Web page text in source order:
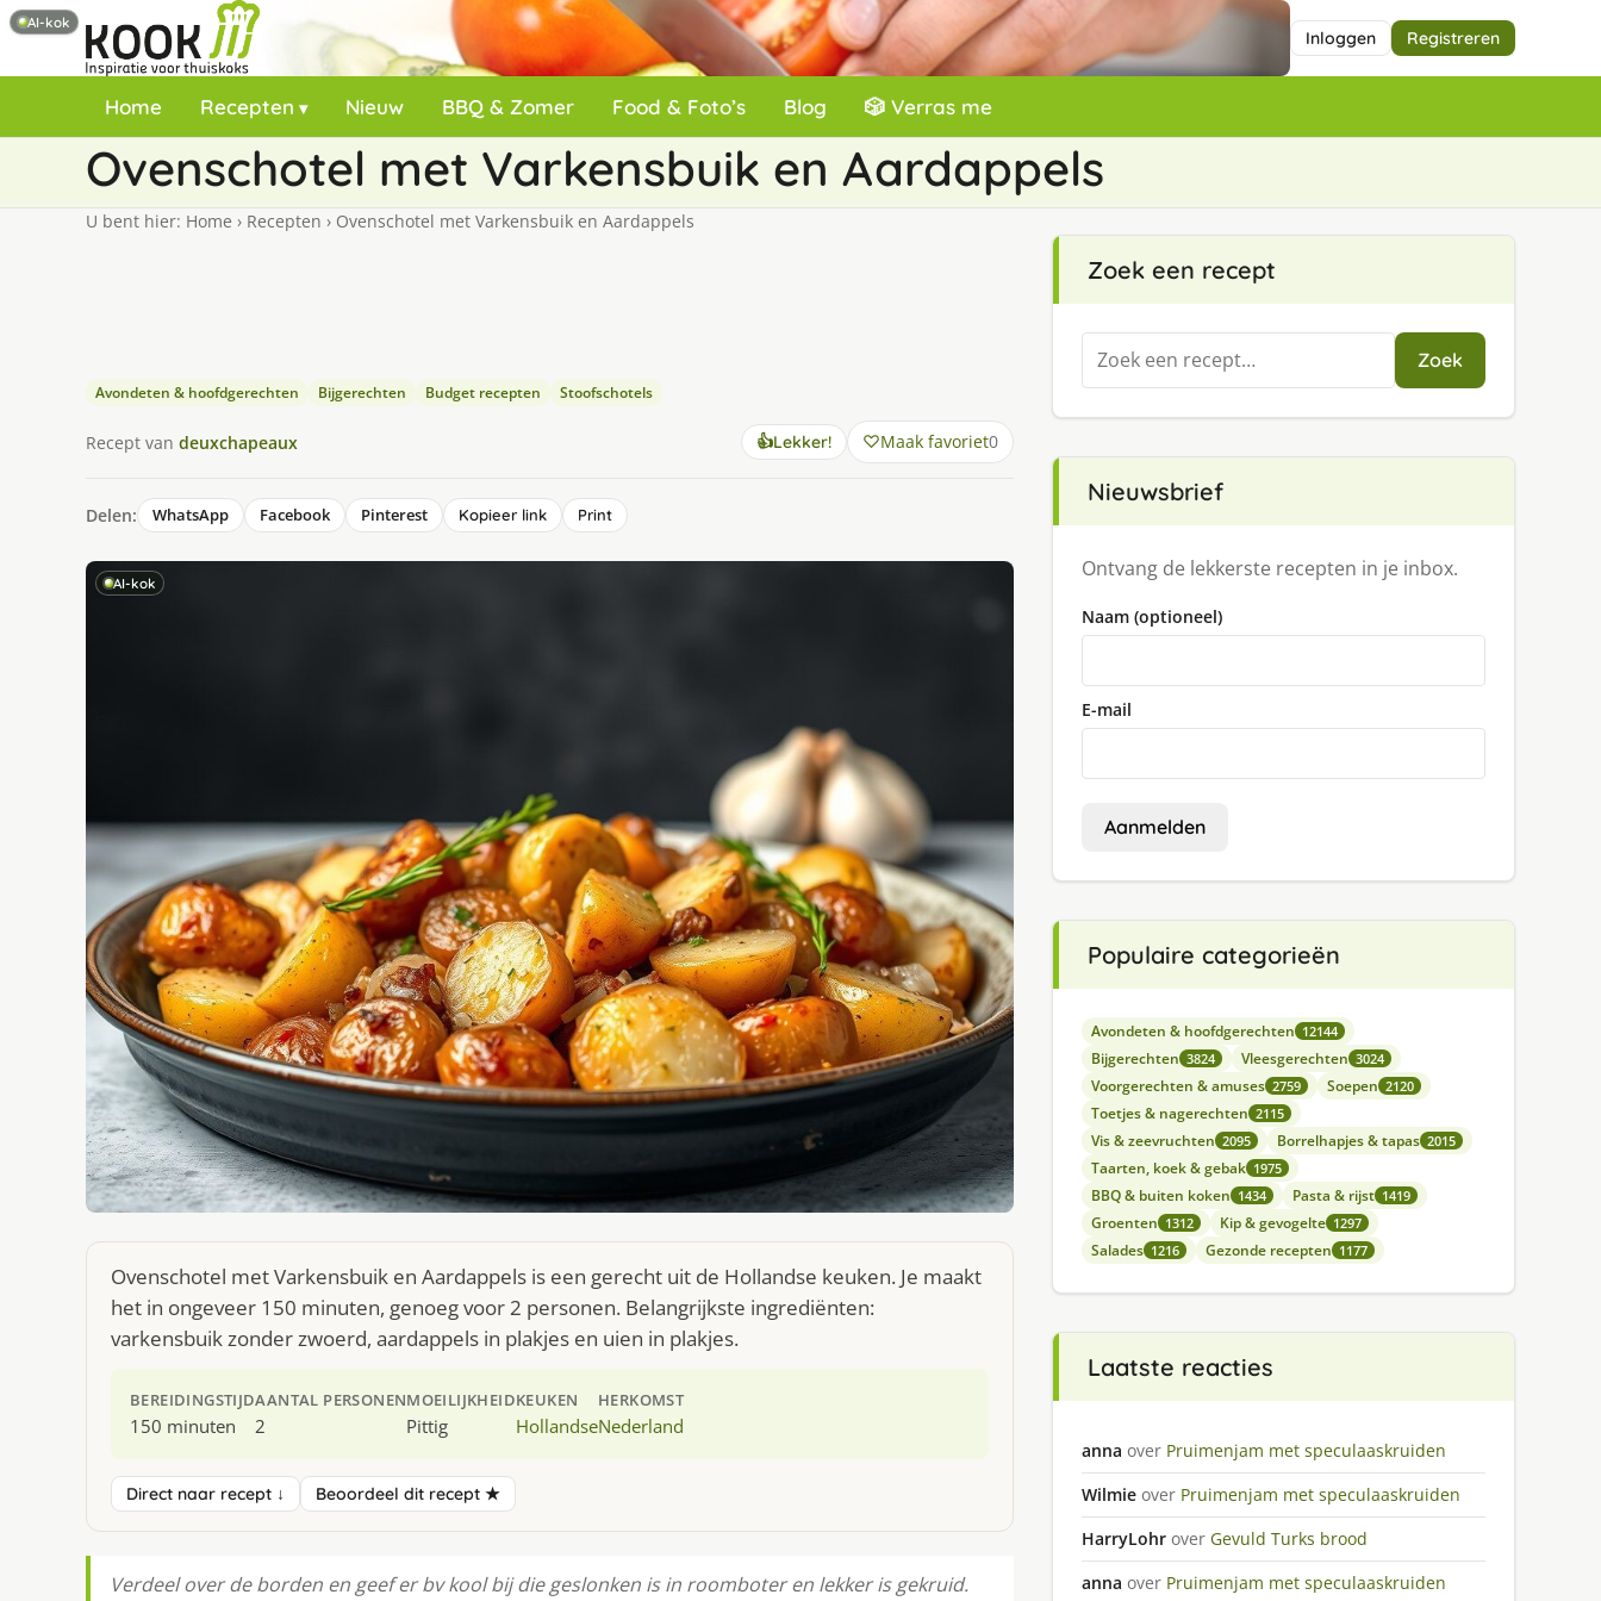
Inloggen Registreren
Home Recepten Nieuw BBQ & Zomer Food & Foto’s Blog 🎲 Verras me
Ovenschotel met Varkensbuik en Aardappels
U bent hier: Home › Recepten › Ovenschotel met Varkensbuik en Aardappels
Avondeten & hoofdgerechten Bijgerechten Budget recepten Stoofschotels
Recept van deuxchapeaux 👍Lekker! Maak favoriet0
Delen: WhatsApp Facebook Pinterest Kopieer link Print
AI-kok
Ovenschotel met Varkensbuik en Aardappels is een gerecht uit de Hollandse keuken. Je maakt
het in ongeveer 150 minuten, genoeg voor 2 personen. Belangrijkste ingrediënten:
varkensbuik zonder zwoerd, aardappels in plakjes en uien in plakjes.
BEREIDINGSTIJD
150 minuten
AANTAL PERSONEN
2
MOEILIJKHEID
Pittig
KEUKEN
Hollandse
HERKOMST
Nederland
Direct naar recept ↓ Beoordeel dit recept ★
Verdeel over de borden en geef er bv kool bij die geslonken is in roomboter en lekker is gekruid.
Zoek een recept
Zoeken
naar:
Zoek
Nieuwsbrief
Ontvang de lekkerste recepten in je inbox.
Naam (optioneel)
E-mail
Aanmelden
Populaire categorieën
Avondeten & hoofdgerechten 12144
Bijgerechten 3824 Vleesgerechten 3024
Voorgerechten & amuses 2759 Soepen 2120
Toetjes & nagerechten 2115
Vis & zeevruchten 2095 Borrelhapjes & tapas 2015
Taarten, koek & gebak 1975
BBQ & buiten koken 1434 Pasta & rijst 1419
Groenten 1312 Kip & gevogelte 1297
Salades 1216 Gezonde recepten 1177
Laatste reacties
anna over Pruimenjam met speculaaskruiden
Wilmie over Pruimenjam met speculaaskruiden
HarryLohr over Gevuld Turks brood
anna over Pruimenjam met speculaaskruiden
AI-kok